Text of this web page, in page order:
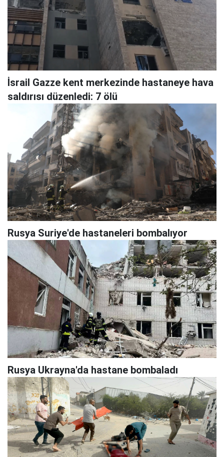
İsrail Gazze kent merkezinde hastaneye hava
saldırısı düzenledi: 7 ölü
Rusya Suriye'de hastaneleri bombalıyor
Rusya Ukrayna'da hastane bombaladı